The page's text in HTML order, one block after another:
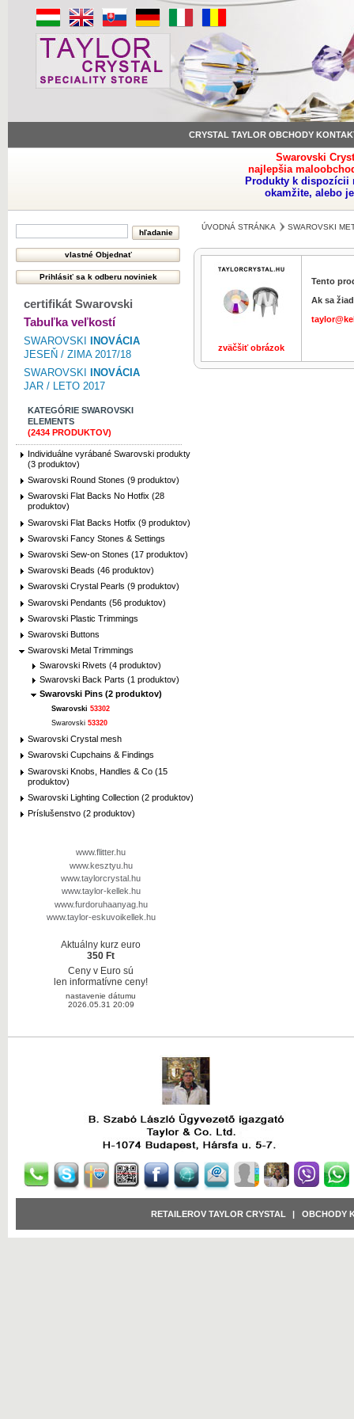
CRYSTAL TAYLOR OBCHODY
Swarovski
najlepšia
Produkty k dispozícii
okamžite, alebo
certifikát Swarovski
Tabuľka veľkostí
SWAROVSKI
INOVÁCIA
JESEŇ / ZIMA 2017/18
SWAROVSKI
INOVÁCIA
JAR / LETO 2017
KATEGÓRIE SWAROVSKI
ELEMENTS
(2434 PRODUKTOV)
Individuálne vyrábané Swarovski produkty
(3 produktov)
Swarovski Round Stones (9 produktov)
Swarovski Flat Backs No Hotfix (28
produktov)
Swarovski Flat Backs Hotfix (9 produktov)
Swarovski Fancy Stones & Settings
Swarovski Sew-on Stones (17 produktov)
Swarovski Beads (46 produktov)
Swarovski Crystal Pearls (9 produktov)
Swarovski Pendants (56 produktov)
Swarovski Plastic Trimmings
Swarovski Buttons
Swarovski Metal Trimmings
Swarovski Rivets (4 produktov)
Swarovski Back Parts (1 produktov)
Swarovski Pins (2 produktov)
Swarovski 53302
Swarovski 53320
Swarovski Crystal mesh
Swarovski Cupchains & Findings
Swarovski Knobs, Handles & Co (15
produktov)
Swarovski Lighting Collection (2 produktov)
Príslušenstvo (2 produktov)
www.flitter.hu
www.kesztyu.hu
www.taylorcrystal.hu
www.taylor-kellek.hu
www.furdoruhaanyag.hu
www.taylor-eskuvoikellek.hu
Aktuálny kurz euro
350 Ft
Ceny v Euro sú
len informatívne ceny!
nastavenie dátumu
2026.05.31 20:09
ÚVODNÁ STRÁNKA SWAROVSKI
zväčšiť obrázok
Tento
Ak sa
RETAILEROV TAYLOR CRYSTAL OBCHODY